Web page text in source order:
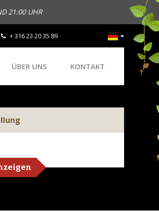
21:00 UHR
+ 316 23 20 35 89
ÜBER UNS KONTAKT